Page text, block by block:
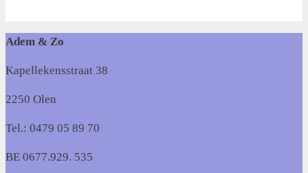
Adem & Zo
Kapellekensstraat 38
2250 Olen
Tel.: 0479 05 89 70
BE 0677.929. 535